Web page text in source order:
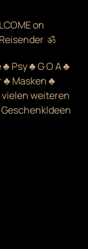
on
ॐ
Psy ♣ G O A ♣
♣ Masken ♣
weiteren